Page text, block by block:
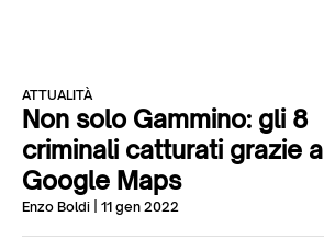
Chi siamo
Contatti
ATTUALITÀ
Non solo Gammino: gli 8
criminali catturati grazie a
Google Maps
Enzo Boldi | 11 gen 2022